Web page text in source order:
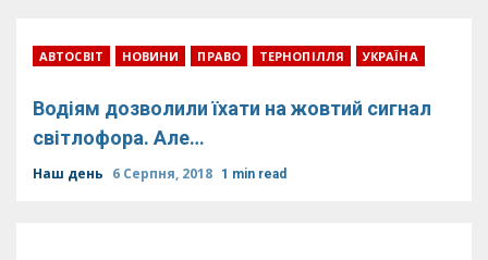
АВТОСВІТ НОВИНИ ПРАВО ТЕРНОПІЛЛЯ УКРАЇНА
Водіям дозволили їхати на жовтий сигнал
світлофора. Але…
Наш день 6 Серпня, 2018 1 min read